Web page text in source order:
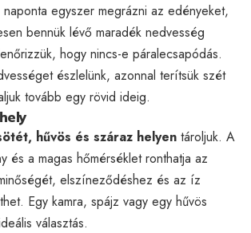
egyszer megrázni az edényeket,
bennük lévő maradék nedvesség
hogy nincs-e páralecsapódás.
észlelünk, azonnal terítsük szét
tovább egy rövid ideig.
hűvös és száraz helyen tároljuk. A
és a magas hőmérséklet ronthatja az
elszíneződéshez és az íz
Egy kamra, spájz vagy egy hűvös
választás.